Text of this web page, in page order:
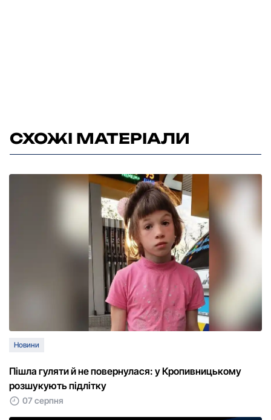
СХОЖІ МАТЕРІАЛИ
Новини
Пішла гуляти й не повернулася: у Кропивницькому
розшукують підлітку
07 серпня